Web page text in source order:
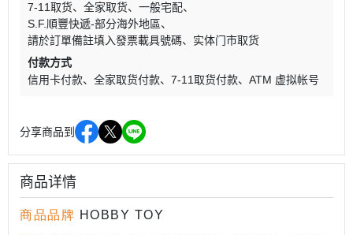
7-11取货
全家取货
一般宅配
S.F.順豐快遞-部分海外地區
請於訂單備註填入發票載具號碼
实体门市取货
付款方式
信用卡付款
全家取货付款 7-11取货付款 ATM 虚拟帐号
分享商品到
商品详情
商品品牌 HOBBY TOY